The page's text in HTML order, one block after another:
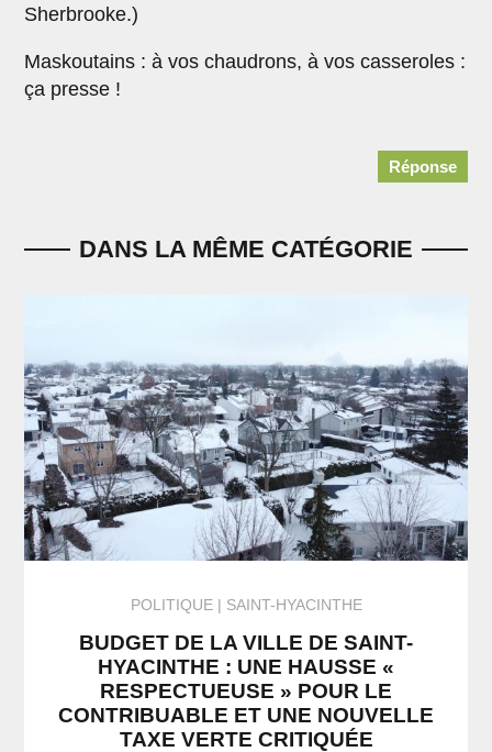
Sherbrooke.)
Maskoutains : à vos chaudrons, à vos casseroles :
ça presse !
Réponse
DANS LA MÊME CATÉGORIE
POLITIQUE SAINT-HYACINTHE
BUDGET DE LA VILLE DE SAINT-
HYACINTHE : UNE HAUSSE «
RESPECTUEUSE » POUR LE
CONTRIBUABLE ET UNE NOUVELLE
TAXE VERTE CRITIQUÉE